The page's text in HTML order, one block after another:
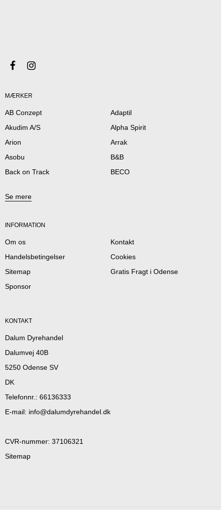
MÆRKER
AB Conzept
Adaptil
Akudim A/S
Alpha Spirit
Arion
Arrak
Asobu
B&B
Back on Track
BECO
Se mere
INFORMATION
Om os
Kontakt
Handelsbetingelser
Cookies
Sitemap
Gratis Fragt i Odense
Sponsor
KONTAKT
Dalum Dyrehandel
Dalumvej 40B
5250 Odense SV
DK
Telefonnr. : 66136333
E-mail: info@dalumdyrehandel.dk
CVR-nummer: 37106321
Sitemap